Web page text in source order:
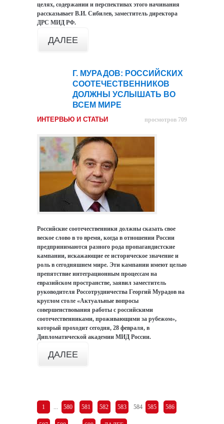
целях, содержании и перспективах этого начинания
рассказывает В.И. Сибилев, заместитель директора
ДРС МИД РФ.
ДАЛЕЕ
Г. МУРАДОВ: РОССИЙСКИХ
СООТЕЧЕСТВЕННИКОВ
ДОЛЖНЫ УСЛЫШАТЬ ВО
ВСЕМ МИРЕ
ИНТЕРВЬЮ И СТАТЬИ просмотров 709
Российские соотечественники должны сказать свое
веское слово в то время, когда в отношении России
предпринимаются разного рода пропагандистские
кампании, искажающие ее историческое значение и
роль в сегодняшнем мире. Эти кампании имеют целью
препятствие интеграционным процессам на
евразийском пространстве, заявил заместитель
руководителя Россотрудничества Георгий Мурадов на
круглом столе «Актуальные вопросы
совершенствования работы с российскими
соотечественниками, проживающими за рубежом»,
который проходит сегодня, 28 февраля, в
Дипломатической академии МИД России.
ДАЛЕЕ
1 ... 580 581 582 583 584 585 586